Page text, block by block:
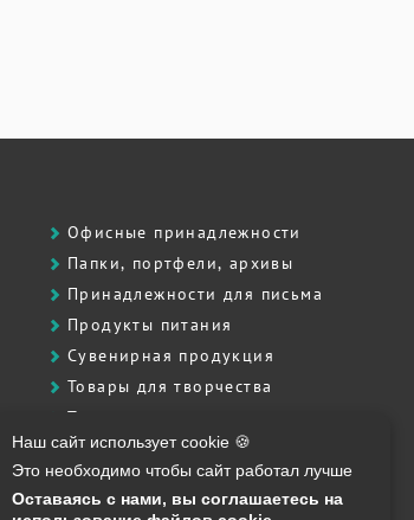
Офисные принадлежности
Папки, портфели, архивы
Принадлежности для письма
Продукты питания
Сувенирная продукция
Товары для творчества
Товары для школы
Хозяйственные товары
Штемпельная продукция
Полиграфия, печати, штампы
Наш сайт использует cookie 🍪
Это необходимо чтобы сайт работал лучше
Оставаясь с нами, вы соглашаетесь на